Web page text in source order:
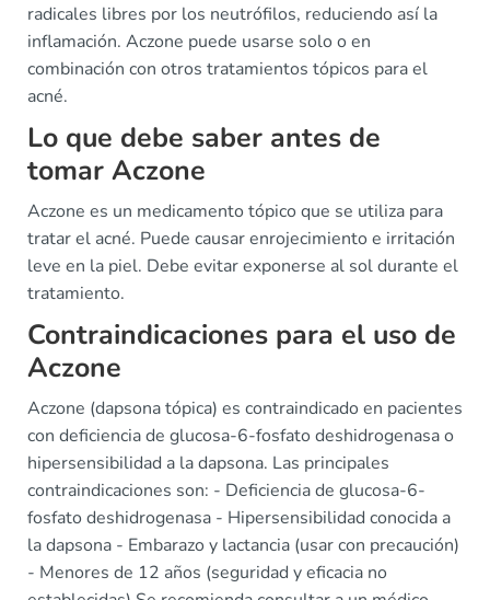
radicales libres por los neutrófilos, reduciendo así la
inflamación. Aczone puede usarse solo o en
combinación con otros tratamientos tópicos para el
acné.
Lo que debe saber antes de
tomar Aczone
Aczone es un medicamento tópico que se utiliza para
tratar el acné. Puede causar enrojecimiento e irritación
leve en la piel. Debe evitar exponerse al sol durante el
tratamiento.
Contraindicaciones para el uso de
Aczone
Aczone (dapsona tópica) es contraindicado en pacientes
con deficiencia de glucosa-6-fosfato deshidrogenasa o
hipersensibilidad a la dapsona. Las principales
contraindicaciones son: - Deficiencia de glucosa-6-
fosfato deshidrogenasa - Hipersensibilidad conocida a
la dapsona - Embarazo y lactancia (usar con precaución)
- Menores de 12 años (seguridad y eficacia no